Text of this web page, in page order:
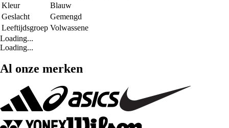
Kleur
Blauw
Geslacht
Gemengd
Leeftijdsgroep Volwassene
Loading...
Loading...
Al onze merken